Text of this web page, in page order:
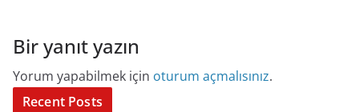
Bir yanıt yazın
Yorum yapabilmek için oturum açmalısınız.
Recent Posts